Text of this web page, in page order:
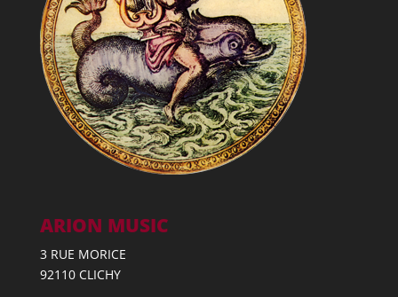
ARION MUSIC
3 RUE MORICE
92110 CLICHY